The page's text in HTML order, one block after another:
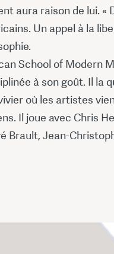
aura raison de lui. «
Un appel à la
School of Modern
à son goût. Il la
où les artistes
Il joue avec Chris
Brault, Jean-